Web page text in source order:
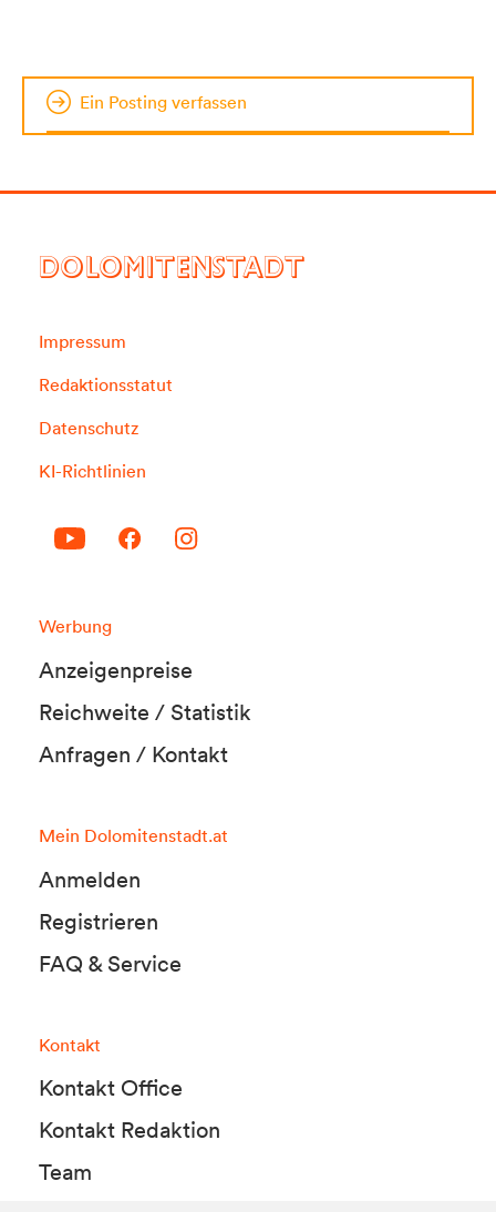
Ein Posting verfassen
DOLOMITENSTADT
Impressum
Redaktionsstatut
Datenschutz
KI-Richtlinien
Werbung
Anzeigenpreise
Reichweite / Statistik
Anfragen / Kontakt
Mein Dolomitenstadt.at
Anmelden
Registrieren
FAQ & Service
Kontakt
Kontakt Office
Kontakt Redaktion
Team